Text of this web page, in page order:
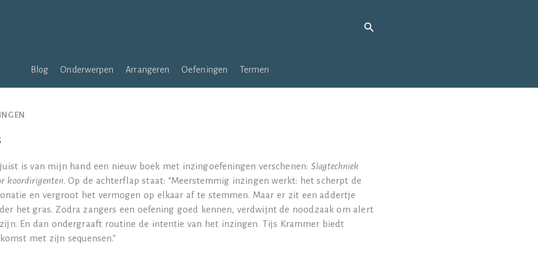
Blog Onderwerpen Arrangeren Oefeningen Termen
Zoeken
is van mijn hand een nieuw boek met inzingoefeningen verschenen: Slagtechniek
koordirigenten. Op de achterflap staat: “Meerstemmig inzingen werkt: het scherpt de
en vergroot het vermogen op elkaar af te stemmen. Maar er zit een addertje
het gras. Zodra zangers een oefening goed kennen, verdwijnt de noodzaak om alert
En dan ondergraaft routine de intentie van het inzingen. Tijs Krammer biedt
met zijn sequensen.”